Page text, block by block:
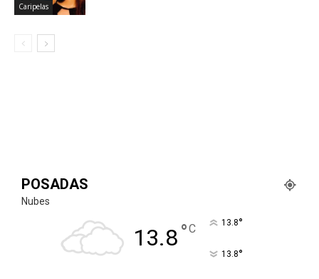
Caripelas
POSADAS
Nubes
13.8°C 13.8°
13.8°